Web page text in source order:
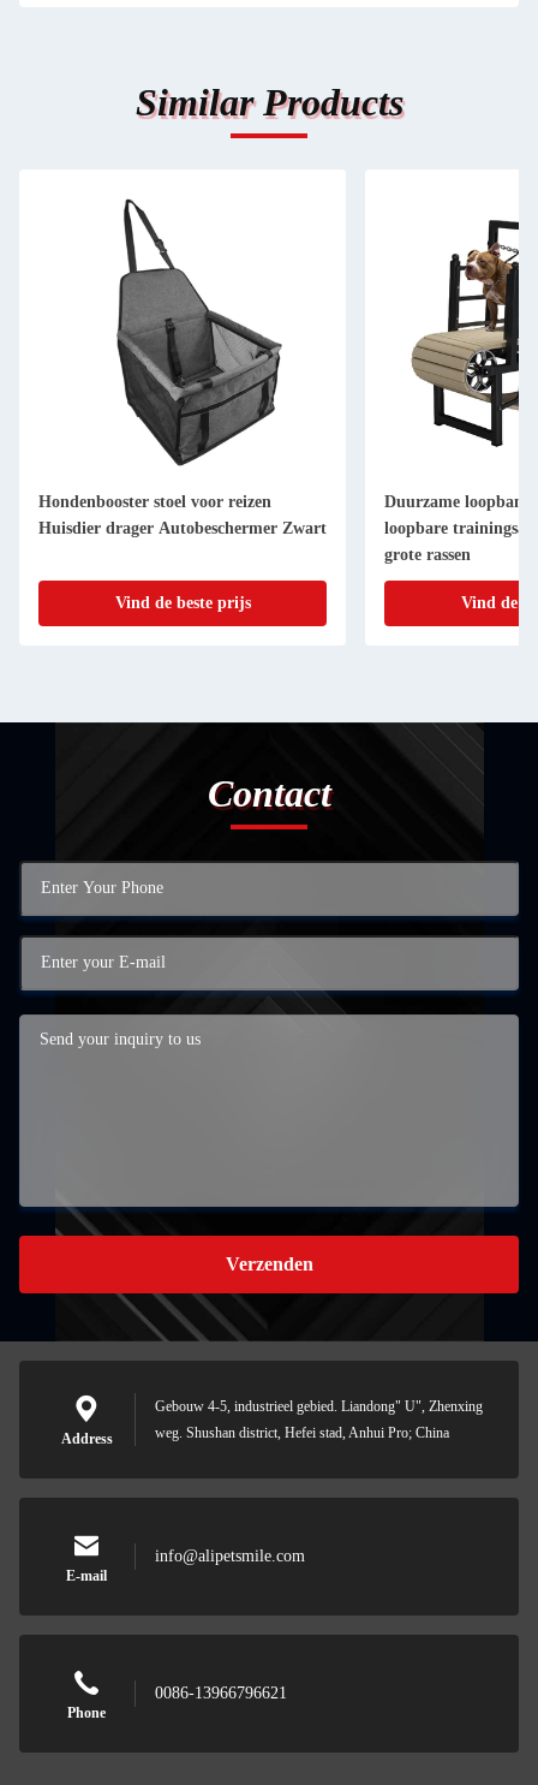
Similar Products
Hondenbooster stoel voor reizen
Huisdier drager Autobeschermer Zwart
Vind de beste prijs
Duurzame loopband
loopbare
grote rassen
Vind de
Contact
Verzenden
Address
Gebouw 4-5, industrieel gebied. Liandong" U", Zhenxing
weg. Shushan district, Hefei stad, Anhui Pro; China
E-mail
info@alipetsmile.com
Phone
0086-13966796621